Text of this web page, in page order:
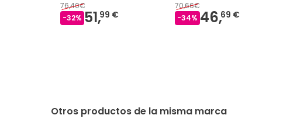
76,40€
-32% 51,99 €
70,66€
-34% 46,69 €
Otros productos de la misma marca